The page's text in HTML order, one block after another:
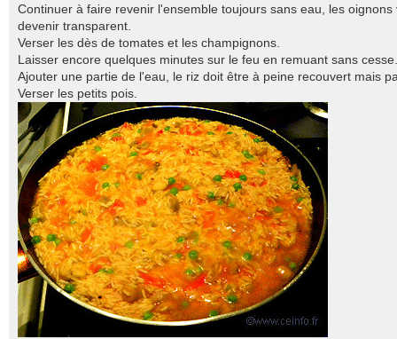
Continuer à faire revenir l'ensemble toujours sans eau, les
devenir transparent.
Verser les dès de tomates et les champignons.
Laisser encore quelques minutes sur le feu en remuant sans cesse.
Ajouter une partie de l'eau, le riz doit être à peine recouvert mais
Verser les petits pois.